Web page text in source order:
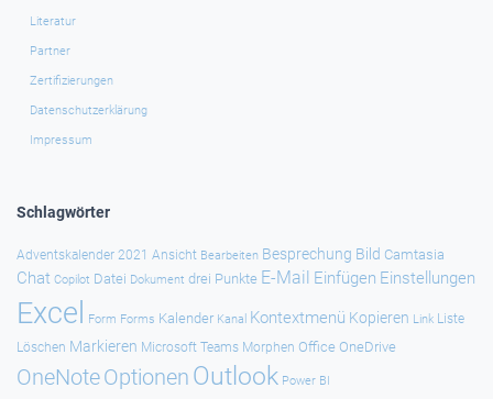
Literatur
Partner
Zertifizierungen
Datenschutzerklärung
Impressum
Schlagwörter
Adventskalender 2021 Ansicht Bearbeiten Besprechung Bild Camtasia
Chat Copilot Datei Dokument drei Punkte E-Mail Einfügen Einstellungen
Excel Form Forms Kalender Kanal Kontextmenü Kopieren Link Liste
Löschen Markieren Microsoft Teams Morphen Office OneDrive
OneNoteOptionen Outlook Power BI